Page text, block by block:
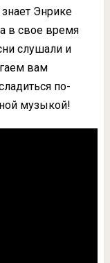
Энрике
в свое время
слушали и
вам
по-
музыкой!